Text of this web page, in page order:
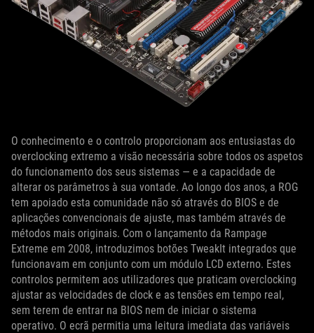
O conhecimento e o controlo proporcionam aos entusiastas do
overclocking extremo a visão necessária sobre todos os aspetos
do funcionamento dos seus sistemas — e a capacidade de
alterar os parâmetros à sua vontade. Ao longo dos anos, a ROG
tem apoiado esta comunidade não só através do BIOS e de
aplicações convencionais de ajuste, mas também através de
métodos mais originais. Com o lançamento da Rampage
Extreme em 2008, introduzimos botões TweakIt integrados que
funcionavam em conjunto com um módulo LCD externo. Estes
controlos permitem aos utilizadores que praticam overclocking
ajustar as velocidades de clock e as tensões em tempo real,
sem terem de entrar na BIOS nem de iniciar o sistema
operativo. O ecrã permitia uma leitura imediata das variáveis